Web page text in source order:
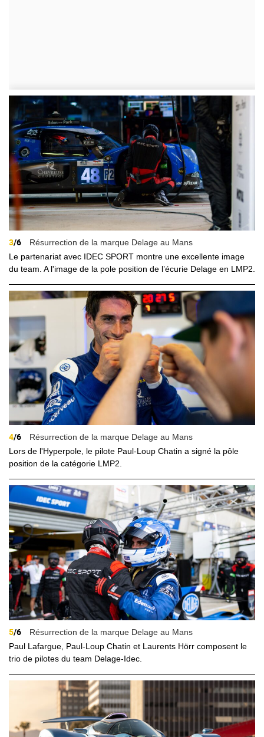
3/6
Résurrection de la marque Delage au Mans
Le partenariat avec IDEC SPORT montre une excellente image
du team. A l'image de la pole position de l’écurie Delage en LMP2.
4/6
Résurrection de la marque Delage au Mans
Lors de l'Hyperpole, le pilote Paul-Loup Chatin a signé la pôle
position de la catégorie LMP2.
5/6
Résurrection de la marque Delage au Mans
Paul Lafargue, Paul-Loup Chatin et Laurents Hörr composent le
trio de pilotes du team Delage-Idec.